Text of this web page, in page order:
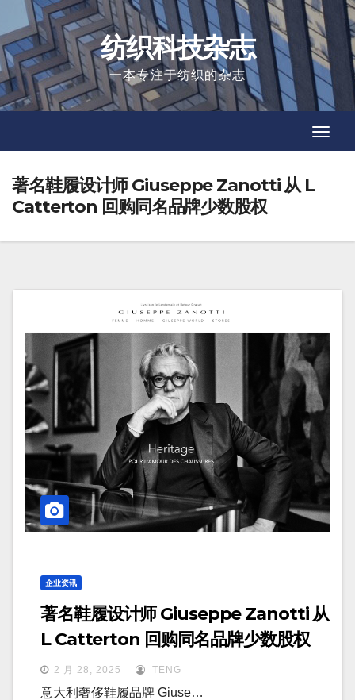
to
content
纺织科技杂志
一本专注于纺织的杂志
著名鞋履设计师 Giuseppe Zanotti 从 L
Catterton 回购同名品牌少数股权
企业资讯
著名鞋履设计师 Giuseppe Zanotti 从
L Catterton 回购同名品牌少数股权
2 月 28, 2025 TENG
意大利奢侈鞋履品牌 Giuse…